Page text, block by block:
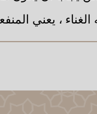
، يعني